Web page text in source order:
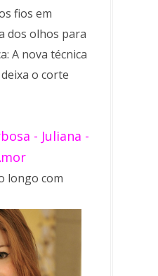
fios em
dos olhos para
A nova técnica
o corte
- Juliana -
longo com